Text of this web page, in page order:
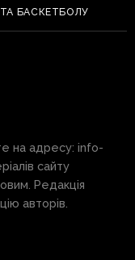
БАСКЕТБОЛУ
на адресу: info-
сайту
Редакція
авторів.